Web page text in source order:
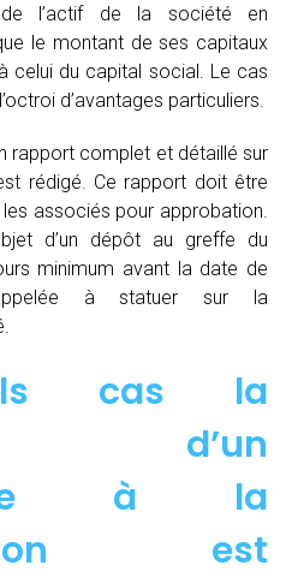
de l’actif de la société en
le montant de ses capitaux
celui du capital social. Le cas
d’avantages particuliers.
rapport complet et détaillé sur
rédigé. Ce rapport doit être
associés pour approbation.
d’un dépôt au greffe du
minimum avant la date de
appelée à statuer sur la
cas la
d’un
à la
est